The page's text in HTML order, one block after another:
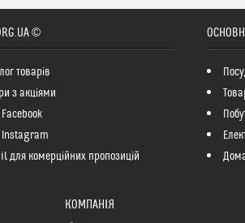
©
товарів
з акціями
Instagram
для комерційних пропозицій